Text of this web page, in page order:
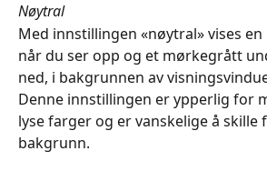
Nøytral
Med innstillingen «nøytral» vises
når du ser opp og et mørkegrått
ned, i bakgrunnen av
Denne innstillingen er ypperlig for
lyse farger og er vanskelige å skille
bakgrunn.